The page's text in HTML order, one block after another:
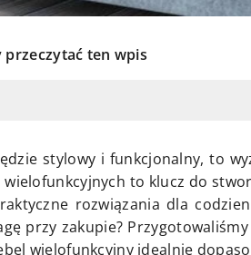
przeczytać ten wpis
stylowy i funkcjonalny, to
to klucz do
rozwiązania dla
przy zakupie?
wielofunkcyjny idealnie